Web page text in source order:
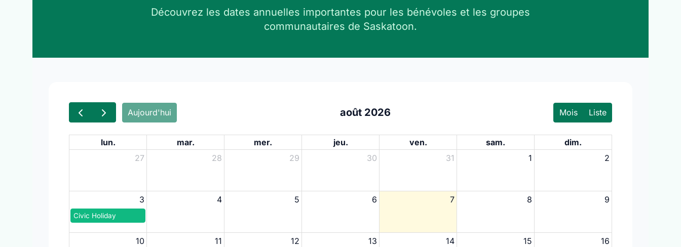
Découvrez les dates annuelles importantes pour les bénévoles et les groupes
communautaires de Saskatoon.
Aujourd'hui août 2026 Mois Liste
lun. mar. mer. jeu. ven. sam.
dim.
27
28 29 30 31 1 2
3
Civic Holiday
4 5 6 7 8 9
10 11 12 13 14 15 16